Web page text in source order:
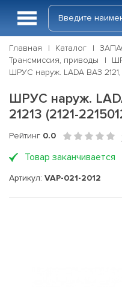
Главная Каталог
Трансмиссия, приводы
ШРУС наруж. LADA ВАЗ 2121,
ШРУС наруж.
21213 (2121-
Рейтинг 0.0
Товар заканчивается
Артикул: VAP-021-2012